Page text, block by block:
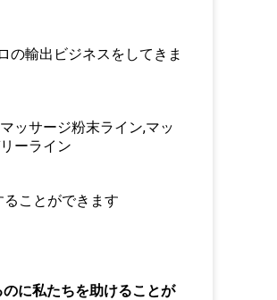
の輸出ビジネスをしてきま
ッサージ粉末ライン,マッ
ーライン
ことができます
に私たちを助けることが